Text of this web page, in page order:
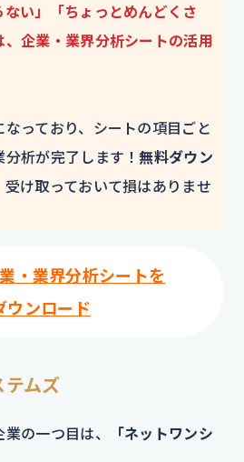
ない」「ちょっとめんどくさ
企業・業界分析シートの活用
っており、シートの項目ごと
分析が完了します！無料ダウン
受け取っておいて損はありませ
業・業界分析シートを
ウンロード
ムズ
の一つ目は、
「ネットワンシ